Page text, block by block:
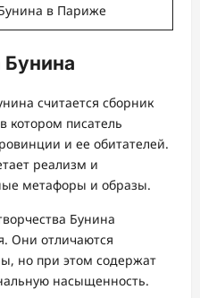
в Париже
Бунина
считается сборник
котором писатель
и ее обитателей.
реализм и
метафоры и образы.
Бунина
Они отличаются
но при этом содержат
насыщенность.